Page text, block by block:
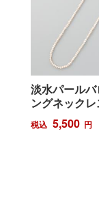
淡水パールバ
ングネックレ
税込 5,500 円